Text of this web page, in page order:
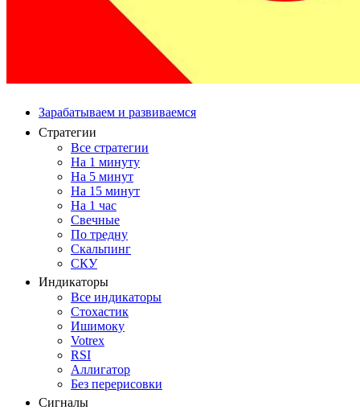
Зарабатываем и развиваемся
Стратегии
Все стратегии
На 1 минуту
На 5 минут
На 15 минут
На 1 час
Свечные
По тредну
Скальпинг
СКУ
Индикаторы
Все индикаторы
Стохастик
Ишимоку
Votrex
RSI
Аллигатор
Без перерисовки
Сигналы